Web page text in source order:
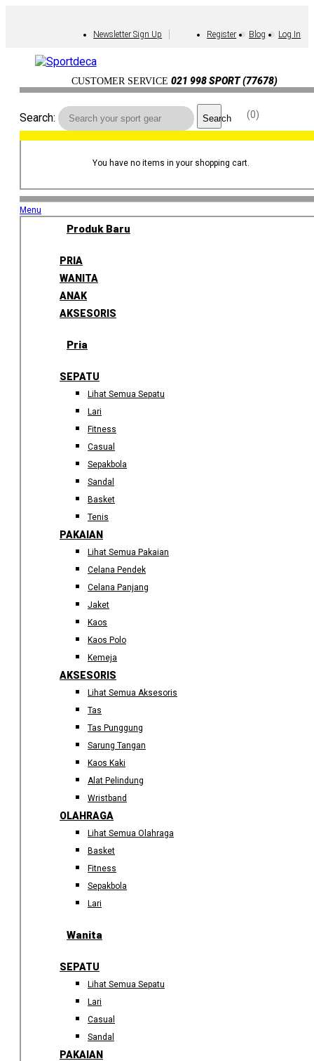
Newsletter Sign Up Register Blog Log In
CUSTOMER SERVICE 021 998 SPORT (77678)
0
Search: Search
You have no items in your shopping cart.
Menu
Produk Baru
PRIA
WANITA
ANAK
AKSESORIS
Pria
SEPATU
Lihat Semua Sepatu
Lari
Fitness
Casual
Sepakbola
Sandal
Basket
Tenis
PAKAIAN
Lihat Semua Pakaian
Celana Pendek
Celana Panjang
Jaket
Kaos
Kaos Polo
Kemeja
AKSESORIS
Lihat Semua Aksesoris
Tas
Tas Punggung
Sarung Tangan
Kaos Kaki
Alat Pelindung
Wristband
OLAHRAGA
Lihat Semua Olahraga
Basket
Fitness
Sepakbola
Lari
Wanita
SEPATU
Lihat Semua Sepatu
Lari
Casual
Sandal
PAKAIAN